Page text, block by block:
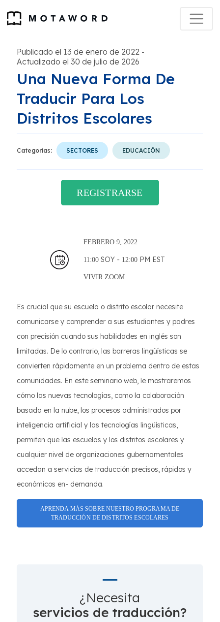
Publicado el 13 de enero de 2022 -
Actualizado el 30 de julio de 2026
Una Nueva Forma De
Traducir Para Los
Distritos Escolares
Categorías: SECTORES EDUCACIÓN
REGISTRARSE
FEBRERO 9, 2022
11:00 SOY - 12:00 PM EST
VIVIR ZOOM
Es crucial que su escuela o distrito escolar necesite
comunicarse y comprender a sus estudiantes y padres
con precisión cuando sus habilidades en inglés son
limitadas. De lo contrario, las barreras lingüísticas se
convierten rápidamente en un problema dentro de estas
comunidades. En este seminario web, le mostraremos
cómo las nuevas tecnologías, como la colaboración
basada en la nube, los procesos administrados por
inteligencia artificial y las tecnologías lingüísticas,
permiten que las escuelas y los distritos escolares y
cualquier nivel de organizaciones gubernamentales
accedan a servicios de traducción precisos, rápidos y
económicos en- demanda.
APRENDA MÁS SOBRE NUESTRO PROGRAMA DE
TRADUCCIÓN DE DISTRITOS ESCOLARES
¿Necesita
servicios de traducción?